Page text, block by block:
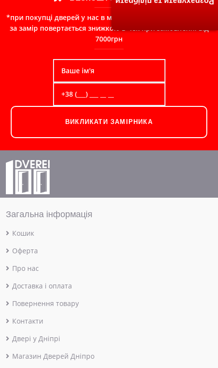
*при покупці дверей у нас в магазині, сума сплачена Вами
за замір повертається знижкою в чек при замовленні від
7000грн
ВИКЛИКАТИ ЗАМІРНИКА
Загальна інформація
Кошик
Оферта
Про нас
Доставка і оплата
Повернення товару
Контакти
Двері у Дніпрі
Магазин Дверей Дніпро